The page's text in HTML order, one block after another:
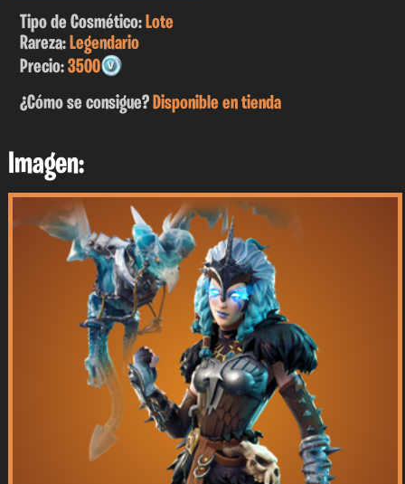
Tipo de Cosmético:Lote
Rareza:Legendario
Precio:3500
¿Cómo se consigue?Disponible en tienda
Imagen: